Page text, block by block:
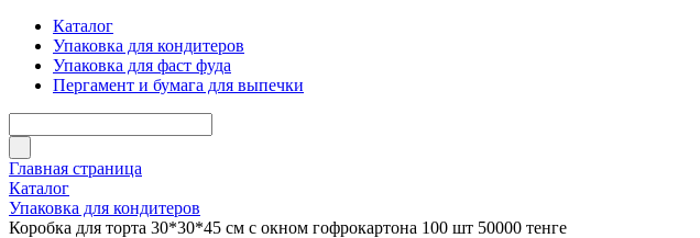
Каталог
Упаковка для кондитеров
Упаковка для фаст фуда
Пергамент и бумага для выпечки
Главная страница
Каталог
Упаковка для кондитеров
Коробка для торта 30*30*45 см с окном гофрокартона 100 шт 50000 тенге